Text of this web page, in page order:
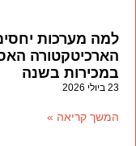
למה מערכות
במכירות בשנה
23 ביולי 2026
המשך קריאה »